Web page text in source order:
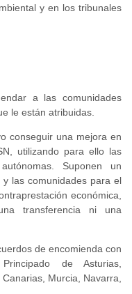
y en los tribunales
a las comunidades
le están atribuidas.
conseguir una mejora en
utilizando para ello las
Suponen un
las comunidades para el
económica,
transferencia ni una
de encomienda con
de Asturias,
Murcia, Navarra,